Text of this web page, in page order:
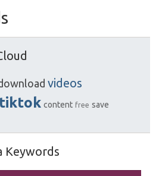
videos
tiktok content free save
Keywords